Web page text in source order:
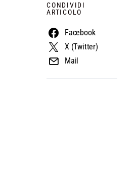
CONDIVIDI
ARTICOLO
Facebook
X (Twitter)
Mail